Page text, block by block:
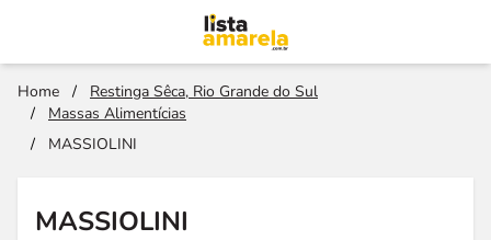
Home /
Restinga Sêca, Rio Grande do Sul
/
Massas Alimentícias
/
MASSIOLINI
MASSIOLINI